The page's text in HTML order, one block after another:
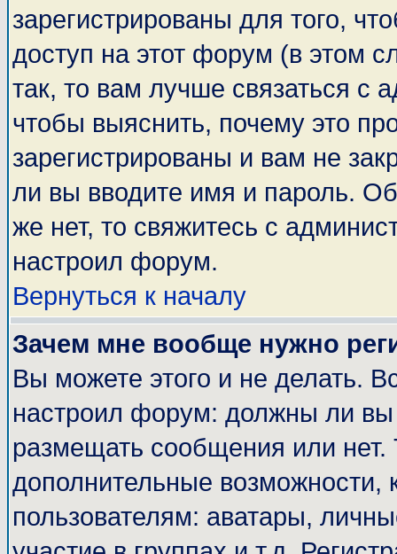
зарегистрированы для того,
доступ на этот форум (в этом
так, то вам лучше связаться с
чтобы выяснить, почему это
зарегистрированы и вам не
ли вы вводите имя и пароль.
же нет, то свяжитесь с
настроил форум.
Вернуться к началу
Зачем мне вообще нужно
Вы можете этого и не делать.
настроил форум: должны ли вы
размещать сообщения или
дополнительные
пользователям: аватары,